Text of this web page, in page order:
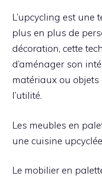
L’upcycling est une
plus en plus de
décoration, cette
d’aménager son
matériaux ou objets
l’utilité.
Les meubles en
une cuisine
Le mobilier en